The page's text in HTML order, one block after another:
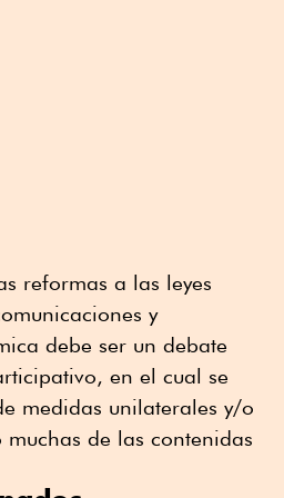
reformas a las leyes
y
debe ser un debate
en el cual se
medidas unilaterales y/o
de las contenidas